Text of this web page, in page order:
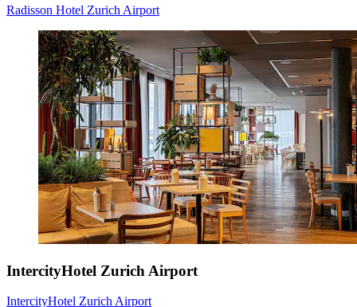
Radisson Hotel Zurich Airport
IntercityHotel Zurich Airport
IntercityHotel Zurich Airport